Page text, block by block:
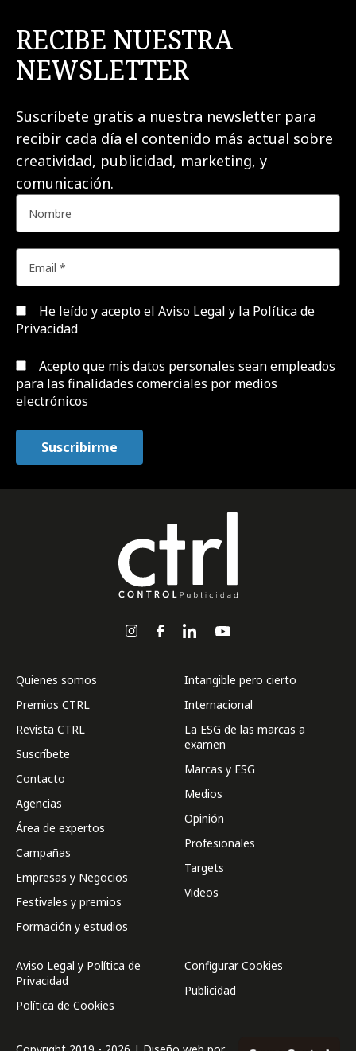
RECIBE NUESTRA
NEWSLETTER
Suscríbete gratis a nuestra newsletter para
recibir cada día el contenido más actual sobre
creatividad, publicidad, marketing, y
comunicación.
He leído y acepto el Aviso Legal y la Política de
Privacidad
Acepto que mis datos personales sean empleados
para las finalidades comerciales por medios
electrónicos
Quienes somos
Premios CTRL
Revista CTRL
Suscríbete
Contacto
Agencias
Área de expertos
Campañas
Empresas y Negocios
Festivales y premios
Formación y estudios
Intangible pero cierto
Internacional
La ESG de las marcas a
examen
Marcas y ESG
Medios
Opinión
Profesionales
Targets
Videos
Aviso Legal y Política de
Privacidad
Política de Cookies
Configurar Cookies
Publicidad